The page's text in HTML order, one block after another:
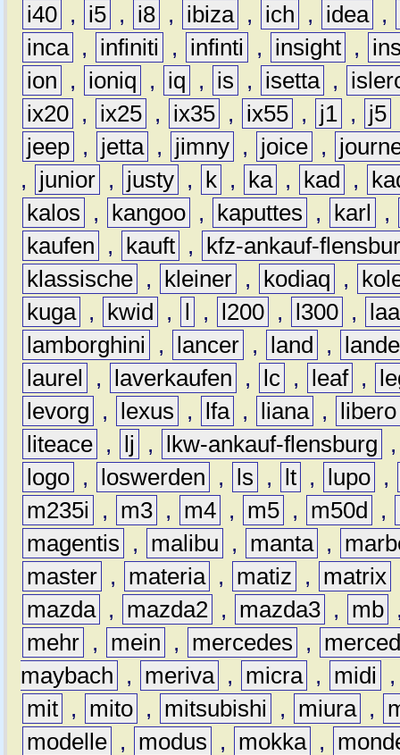
i40 , i5 , i8 , ibiza , ich , idea ,
inca , infiniti , infinti , insight ,
ion
, ioniq , iq , is , isetta ,
ix20 , ix25 , ix35 , ix55 , j1 , j5
jeep , jetta , jimny , joice ,
,
junior , justy , k , ka , kad ,
kalos
, kangoo , kaputtes , karl
,
kaufen
, kauft ,
kfz-ankauf-
klassische , kleiner , kodiaq ,
kuga , kwid , l , l200 , l300 ,
lamborghini
, lancer , land ,
laurel
, laverkaufen , lc , leaf ,
levorg
, lexus , lfa , liana ,
libero
liteace , lj , lkw-ankauf-flensburg
logo , loswerden , ls , lt , lupo ,
m235i
, m3 , m4 , m5 , m50d ,
magentis
, malibu , manta ,
master , materia , matiz , matrix
mazda , mazda2 , mazda3 , mb
mehr , mein , mercedes ,
maybach
, meriva , micra , midi
mit , mito , mitsubishi , miura ,
modelle , modus , mokka ,